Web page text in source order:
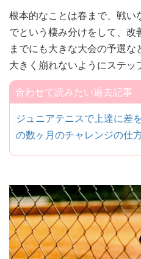
根本的なことは春まで、戦い
でという棲み分けをして、
までにも大きな大会の予選
大きく崩れないようにステッ
合わせて読みたい過去記事
ジュニアテニスで上達に差
の数ヶ月のチャレンジの仕